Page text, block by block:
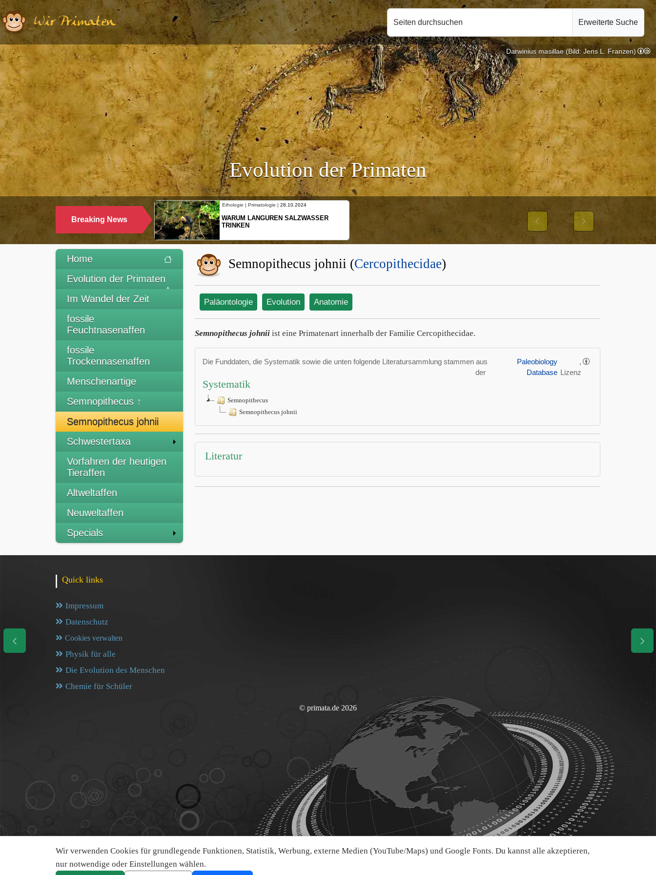
Wir Primaten Seiten durchsuchen Erweiterte Suche
Evolution der Primaten
Breaking News
Ethologie | Primatologie | 28.10.2024
WARUM LANGUREN SALZWASSER
TRINKEN
Previous Next
Wir verwenden Cookies für grundlegende Funktionen, Statistik, Werbung, externe Medien (YouTube/Maps) und Google Fonts. Du kannst alle akzeptieren,
nur notwendige oder Einstellungen wählen.
Darwinius masillae (Bild: Jens L. Franzen)
Home
Evolution der Primaten
Im Wandel der Zeit
fossile
Feuchtnasenaffen
fossile
Trockennasenaffen
Menschenartige
Semnopithecus ↑
Semnopithecus johnii
Schwestertaxa
Vorfahren der heutigen
Tieraffen
Altweltaffen
Neuweltaffen
Specials
Semnopithecus johnii (Cercopithecidae)
Paläontologie Evolution Anatomie
Semnopithecus johnii ist eine Primatenart innerhalb der Familie Cercopithecidae.
Die Funddaten, die Systematik sowie die unten folgende Literatursammlung stammen aus
der
Paleobiology
Database
,
Lizenz
Systematik
Semnopithecus
Semnopithecus johnii
Literatur
Quick links
Impressum
Datenschutz
Cookies verwalten
Physik für alle
Die Evolution des Menschen
Chemie für Schüler
© primata.de 2026